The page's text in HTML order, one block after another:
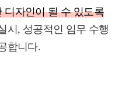
디자인이 될 수 있도록
시, 성공적인 임무 수행
합니다.